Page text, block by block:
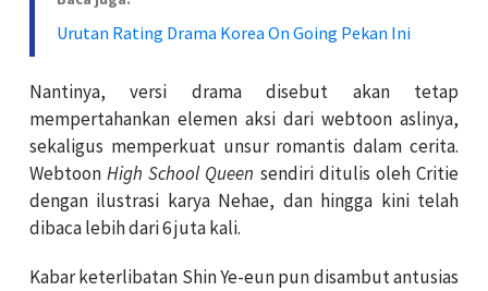
Urutan Rating Drama Korea On Going Pekan Ini
Nantinya, versi drama disebut akan tetap
mempertahankan elemen aksi dari webtoon aslinya,
sekaligus memperkuat unsur romantis dalam cerita.
WebtoonHigh School Queen sendiri ditulis oleh Critie
dengan ilustrasi karya Nehae, dan hingga kini telah
dibaca lebih dari 6 juta kali.
Kabar keterlibatan Shin Ye-eun pun disambut antusias